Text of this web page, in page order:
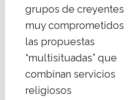
grupos de creyentes
muy comprometidos
las propuestas
“multisituadas” que
combinan servicios
religiosos